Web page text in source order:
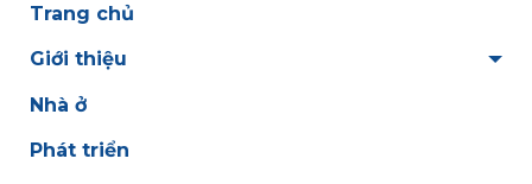
Trang chủ
Giới thiệu
Nhà ở
Phát triển